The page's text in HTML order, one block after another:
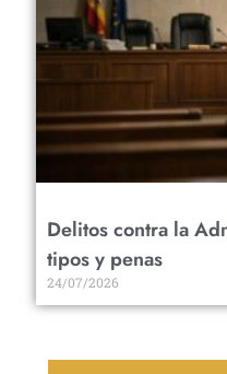
Delitos contra la
tipos y penas
24/07/2026